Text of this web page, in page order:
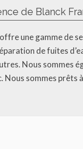
de Blanck
une gamme de
de fuites
Nous sommes
Nous sommes